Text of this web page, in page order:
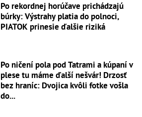
Po rekordnej horúčave prichádzajú
búrky: Výstrahy platia do polnoci,
PIATOK prinesie ďalšie riziká
Po ničení pola pod Tatrami a kúpaní v
plese tu máme ďalší nešvár! Drzosť
bez hraníc: Dvojica kvôli fotke vošla
do...